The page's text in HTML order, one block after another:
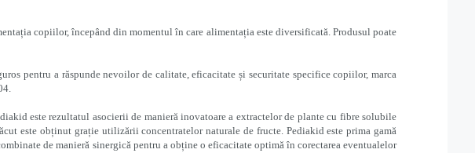
copiilor, începând din momentul în care alimentația este diversificată. Produsul poate
pentru a răspunde nevoilor de calitate, eficacitate și securitate specifice copiilor, marca
este rezultatul asocierii de manieră inovatoare a extractelor de plante cu fibre solubile
este obținut grație utilizării concentratelor naturale de fructe. Pediakid este prima gamă
de manieră sinergică pentru a obține o eficacitate optimă în corectarea eventualelor